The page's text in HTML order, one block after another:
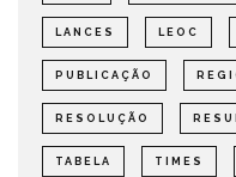
LANCES LEOC
PUBLICAÇÃO
RESOLUÇÃO
TABELA TIMES